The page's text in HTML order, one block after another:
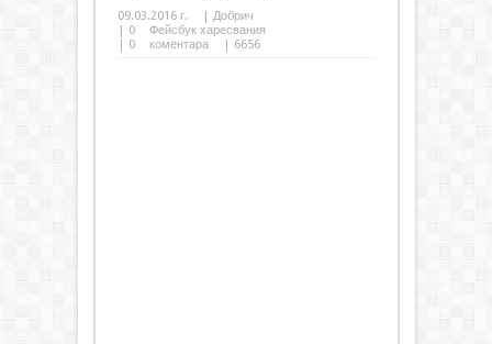
09.03.2016 г.
Добрич
0
Фейсбук харесвания
0 коментара | 6656